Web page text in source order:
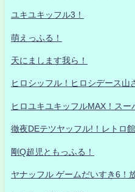
ユキユキッフル3！
萌えっふる！
天にまします我ら！
ヒロシッフル！ヒロシデース山
ヒロユキユキッフルMAX！スー
徹夜DEテツヤッフル!！レトロ館
剛Q超児ともっふる！
ヤナッフル ゲームだいすき6！